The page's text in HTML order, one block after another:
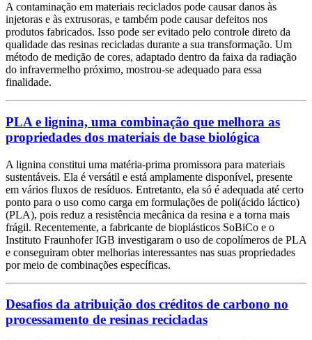
A contaminação em materiais reciclados pode causar danos às
injetoras e às extrusoras, e também pode causar defeitos nos
produtos fabricados. Isso pode ser evitado pelo controle direto da
qualidade das resinas recicladas durante a sua transformação. Um
método de medição de cores, adaptado dentro da faixa da radiação
do infravermelho próximo, mostrou-se adequado para essa
finalidade.
PLA e lignina, uma combinação que melhora as
propriedades dos materiais de base biológica
A lignina constitui uma matéria-prima promissora para materiais
sustentáveis. Ela é versátil e está amplamente disponível, presente
em vários fluxos de resíduos. Entretanto, ela só é adequada até certo
ponto para o uso como carga em formulações de poli(ácido láctico)
(PLA), pois reduz a resistência mecânica da resina e a torna mais
frágil. Recentemente, a fabricante de bioplásticos SoBiCo e o
Instituto Fraunhofer IGB investigaram o uso de copolímeros de PLA
e conseguiram obter melhorias interessantes nas suas propriedades
por meio de combinações específicas.
Desafios da atribuição dos créditos de carbono no
processamento de resinas recicladas